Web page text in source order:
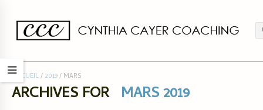
ACCUEIL/ 2019/ MARS
ARCHIVES FOR MARS 2019